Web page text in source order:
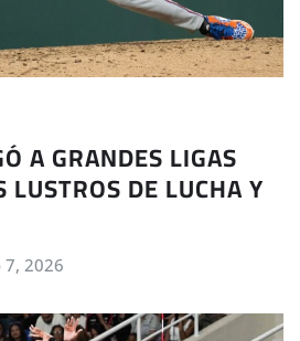
A GRANDES LIGAS
LUSTROS DE LUCHA Y
7, 2026